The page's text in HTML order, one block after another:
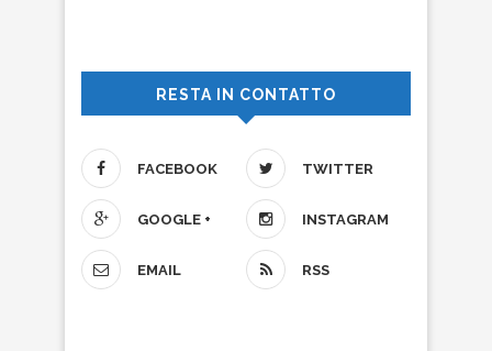
RESTA IN CONTATTO
FACEBOOK TWITTER
GOOGLE + INSTAGRAM
EMAIL RSS